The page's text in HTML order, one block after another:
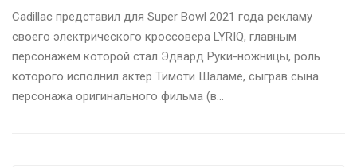
Cadillac представил для Super Bowl 2021 года рекламу
своего электрического кроссовера LYRIQ, главным
персонажем которой стал Эдвард Руки-ножницы, роль
которого исполнил актер Тимоти Шаламе, сыграв сына
персонажа оригинального фильма (в…